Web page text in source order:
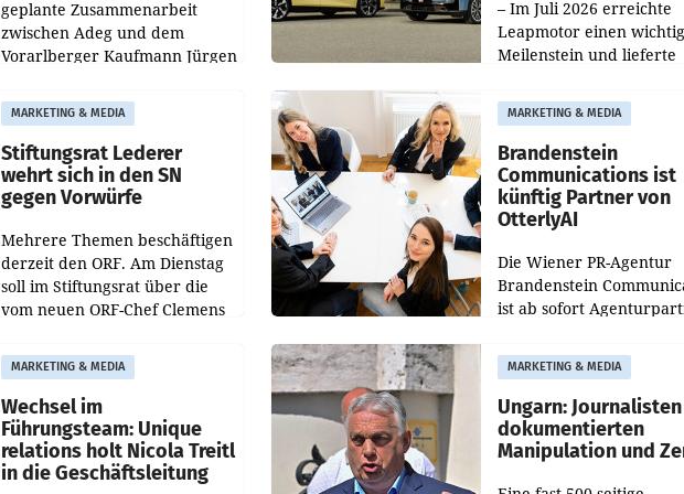
geplante Zusammenarbeit
zwischen Adeg und dem
Vorarlberger Kaufmann Jürgen
freigegeben: Die
Bundeswettbewerbsbehörde
und der Bundeskartellanwalt
– Im Juli 2026 erreichte
Leapmotor einen
Meilenstein und lieferte
aus, womit sich das
gegenüber Juli 2025
verdoppelte (+102
MARKETING & MEDIA
Stiftungsrat Lederer
wehrt sich in den SN
gegen Vorwürfe
Mehrere Themen beschäftigen
derzeit den ORF. Am Dienstag
soll im Stiftungsrat über die
vom neuen ORF-Chef Clemens
Besetzungen für die
Direktionen abgestimmt
werden.
MARKETING & MEDIA
Brandenstein
Communications ist
künftig Partner von
OtterlyAI
Die Wiener PR-Agentur
Brandenstein
ist ab sofort
Optimierungsplattform
OtterlyAI. Damit baut die
Agentur ihr
MARKETING & MEDIA
Wechsel im
Führungsteam: Unique
relations holt Nicola Treitl
in die Geschäftsleitung
MARKETING & MEDIA
Ungarn: Journalisten
dokumentierten
Manipulation und